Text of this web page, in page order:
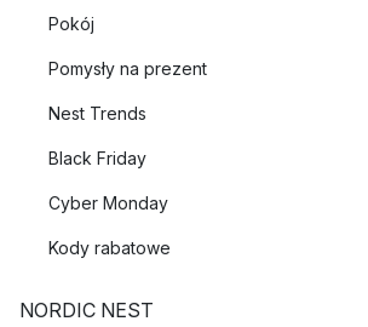
Pokój
Pomysły na prezent
Nest Trends
Black Friday
Cyber Monday
Kody rabatowe
NORDIC NEST